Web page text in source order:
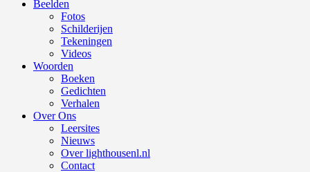
Beelden
Fotos
Schilderijen
Tekeningen
Videos
Woorden
Boeken
Gedichten
Verhalen
Over Ons
Leersites
Nieuws
Over lighthousenl.nl
Contact